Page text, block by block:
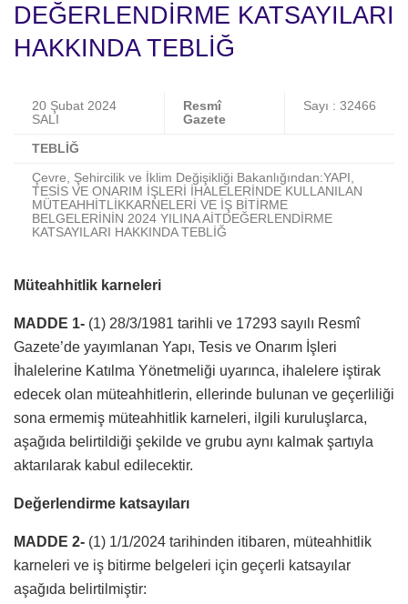
DEĞERLENDİRME KATSAYILARI
HAKKINDA TEBLİĞ
20 Şubat 2024
SALI
Resmî
Gazete
Sayı : 32466
TEBLİĞ
Çevre, Şehircilik ve İklim Değişikliği Bakanlığından:YAPI,
TESİS VE ONARIM İŞLERİ İHALELERİNDE KULLANILAN
MÜTEAHHİTLİKKARNELERİ VE İŞ BİTİRME
BELGELERİNİN 2024 YILINA AİTDEĞERLENDİRME
KATSAYILARI HAKKINDA TEBLİĞ
Müteahhitlik karneleri
MADDE 1- (1) 28/3/1981 tarihli ve 17293 sayılı Resmî
Gazete’de yayımlanan Yapı, Tesis ve Onarım İşleri
İhalelerine Katılma Yönetmeliği uyarınca, ihalelere iştirak
edecek olan müteahhitlerin, ellerinde bulunan ve geçerliliği
sona ermemiş müteahhitlik karneleri, ilgili kuruluşlarca,
aşağıda belirtildiği şekilde ve grubu aynı kalmak şartıyla
aktarılarak kabul edilecektir.
Değerlendirme katsayıları
MADDE 2- (1) 1/1/2024 tarihinden itibaren, müteahhitlik
karneleri ve iş bitirme belgeleri için geçerli katsayılar
aşağıda belirtilmiştir: